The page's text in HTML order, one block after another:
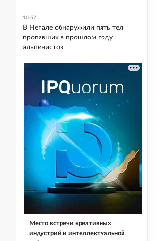
10:57
В Непале обнаружили пять тел
пропавших в прошлом году
альпинистов
Место встречи креативных
индустрий и интеллектуальной